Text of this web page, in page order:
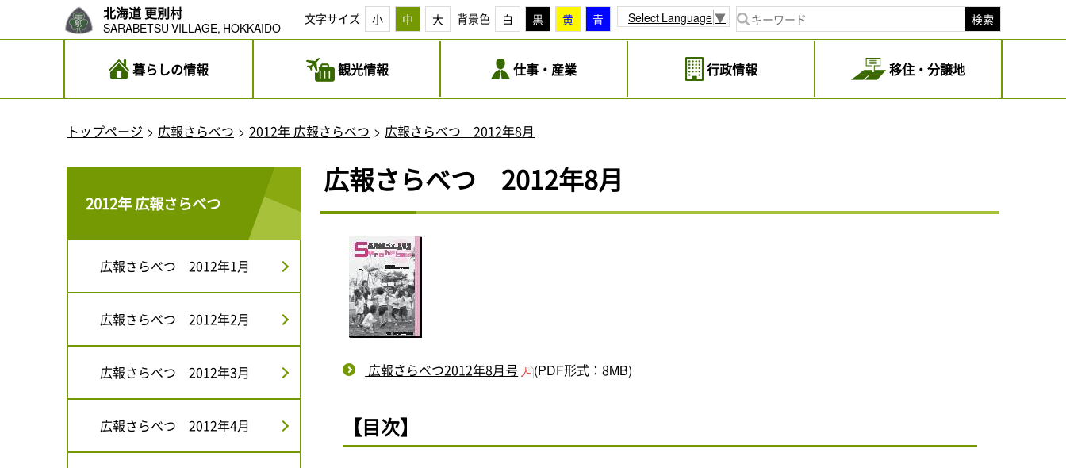
北海道 更別村
SARABETSU VILLAGE, HOKKAIDO
文字サイズ 小 中 大 背景色 白 黒 黄 青 Select Language▼ 検索
暮らしの情報 観光情報 仕事・産業 行政情報 移住・分譲地
トップページ 広報さらべつ 2012年 広報さらべつ 広報さらべつ 2012年8月
広報さらべつ 2012年8月
広報さらべつ2012年8月号 (PDF形式：8MB)
【目次】
2012年 広報さらべつ
広報さらべつ 2012年1月
広報さらべつ 2012年2月
広報さらべつ 2012年3月
広報さらべつ 2012年4月